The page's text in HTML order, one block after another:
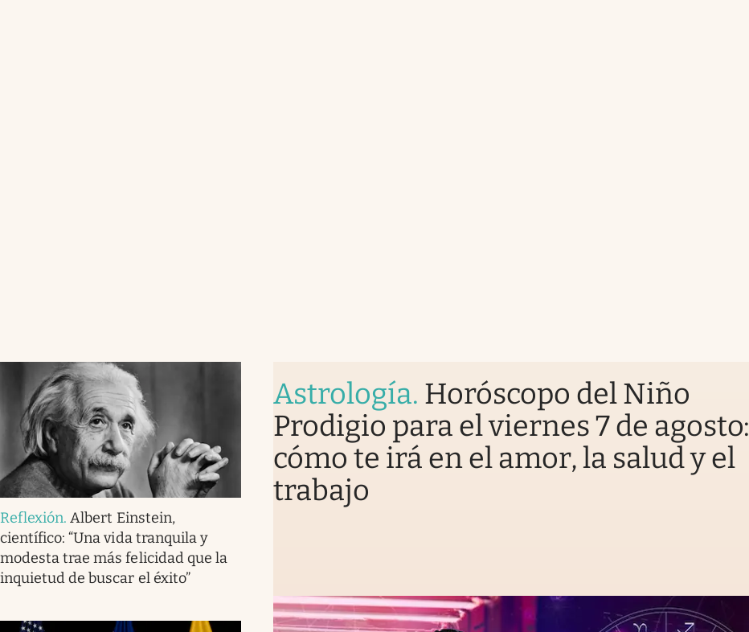
Reflexión.Albert Einstein,
científico: “Una vida tranquila y
modesta trae más felicidad que la
inquietud de buscar el éxito”
Astrología. Horóscopo del Niño
Prodigio para el viernes 7 de agosto:
cómo te irá en el amor, la salud y el
trabajo